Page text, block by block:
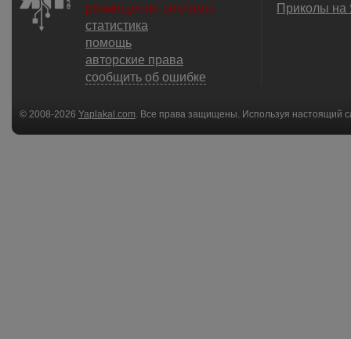
размещение рекламы
статистика
помощь
авторские права
сообщить об ошибке
Приколы
© 2008-2026 Yaplakal.com . Все права защищены. Используя настоящий
соглашения.